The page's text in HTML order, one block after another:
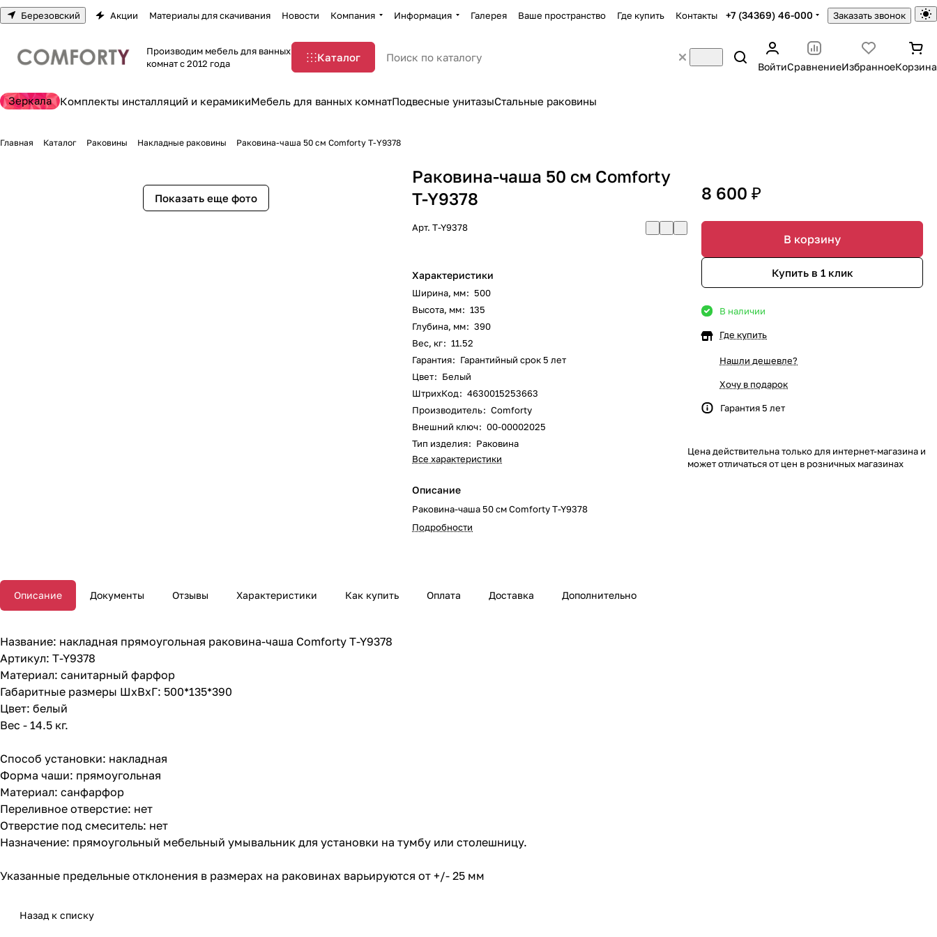
Березовский Акции Материалы для скачивания Новости Компания Информация Галерея Ваше пространство Где купить Контакты +7 (34369) 46-000 Заказать звонок
Производим мебель для ванных
комнат с 2012 года
Каталог
ВойтиСравнениеИзбранноеКорзина
Зеркала Комплекты инсталляций и керамикиМебель для ванных комнатПодвесные унитазыСтальные раковины
Главная Каталог Раковины Накладные раковины Раковина-чаша 50 см Comforty T-Y9378
Показать еще фото
Раковина-чаша 50 см Comforty
T-Y9378
Арт.T-Y9378
Характеристики
Ширина, мм: 500
Высота, мм: 135
Глубина, мм: 390
Вес, кг: 11.52
Гарантия: Гарантийный срок 5 лет
Цвет: Белый
ШтрихКод: 4630015253663
Производитель: Comforty
Внешний ключ: 00-00002025
Тип изделия: Раковина
Все характеристики
Описание
Раковина-чаша 50 см Comforty T-Y9378
Подробности
8 600 ₽
В корзину
Купить в 1 клик
В наличии
Где купить
Нашли дешевле?
Хочу в подарок
Гарантия 5 лет
Цена действительна только для интернет-магазина и
может отличаться от цен в розничных магазинах
Описание Документы Отзывы Характеристики Как купить Оплата Доставка Дополнительно
Название: накладная прямоугольная раковина-чаша Comforty T-Y9378
Артикул: T-Y9378
Материал: санитарный фарфор
Габаритные размеры ШхВхГ: 500*135*390
Цвет: белый
Вес - 14.5 кг.
Способ установки: накладная
Форма чаши: прямоугольная
Материал: санфарфор
Переливное отверстие: нет
Отверстие под смеситель: нет
Назначение: прямоугольный мебельный умывальник для установки на тумбу или столешницу.
Указанные предельные отклонения в размерах на раковинах варьируются от +/- 25 мм
Назад к списку